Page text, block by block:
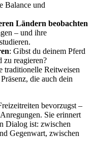
Balance und
Ländern beobachten
– und ihre
: Gibst du deinem Pferd
zu reagieren?
traditionelle Reitweisen
die auch dein
bevorzugst –
Sie erinnert
Dialog ist: zwischen
Gegenwart, zwischen